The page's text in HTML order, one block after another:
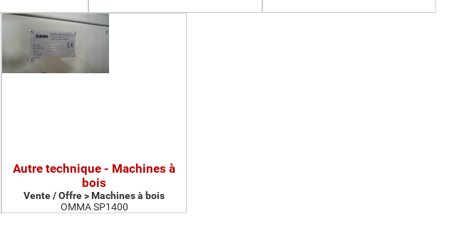
Autre technique - Machines à
bois
Vente / Offre > Machines à bois
OMMA SP1400